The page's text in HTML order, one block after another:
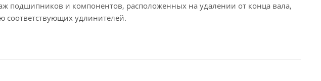
подшипников и компонентов, расположенных на удалении от конца вала,
соответствующих удлинителей.